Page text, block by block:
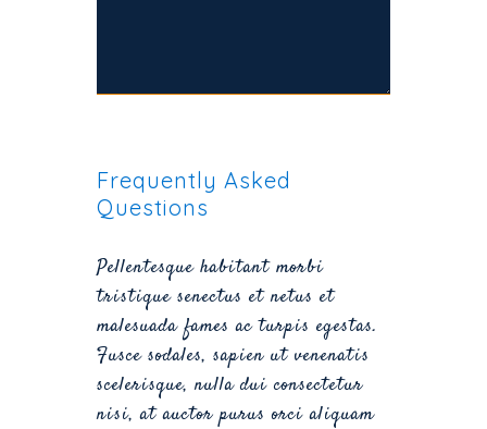
Frequently Asked
Questions
Pellentesque habitant morbi
tristique senectus et netus et
malesuada fames ac turpis egestas.
Fusce sodales, sapien ut venenatis
scelerisque, nulla dui consectetur
nisi, at auctor purus orci aliquam